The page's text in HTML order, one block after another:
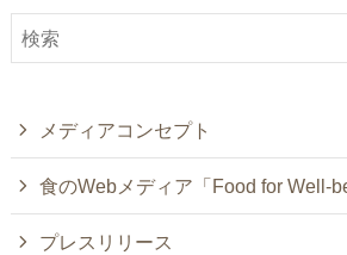
メディアコンセプト
食のWebメディア「Food for Well-
プレスリリース